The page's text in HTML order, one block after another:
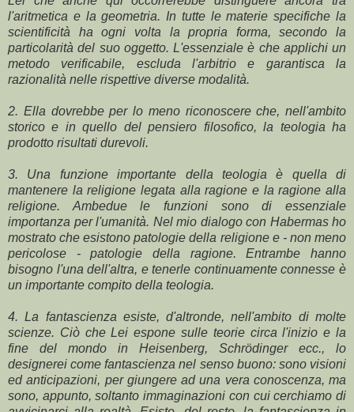
l'aritmetica e la geometria. In tutte le materie specifiche la
scientificità ha ogni volta la propria forma, secondo la
particolarità del suo oggetto. L'essenziale è che applichi un
metodo verificabile, escluda l'arbitrio e garantisca la
razionalità nelle rispettive diverse modalità.
2. Ella dovrebbe per lo meno riconoscere che, nell'ambito
storico e in quello del pensiero filosofico, la teologia ha
prodotto risultati durevoli.
3. Una funzione importante della teologia è quella di
mantenere la religione legata alla ragione e la ragione alla
religione. Ambedue le funzioni sono di essenziale
importanza per l'umanità. Nel mio dialogo con Habermas ho
mostrato che esistono patologie della religione e - non meno
pericolose - patologie della ragione. Entrambe hanno
bisogno l'una dell'altra, e tenerle continuamente connesse è
un importante compito della teologia.
4. La fantascienza esiste, d'altronde, nell'ambito di molte
scienze. Ciò che Lei espone sulle teorie circa l'inizio e la
fine del mondo in Heisenberg, Schrödinger ecc., lo
designerei come fantascienza nel senso buono: sono visioni
ed anticipazioni, per giungere ad una vera conoscenza, ma
sono, appunto, soltanto immaginazioni con cui cerchiamo di